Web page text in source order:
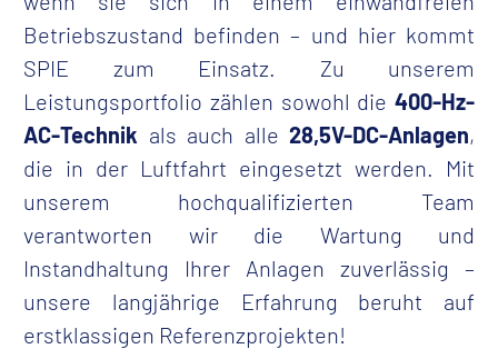
Betriebszustand befinden – und hier kommt
SPIE zum Einsatz. Zu unserem
Leistungsportfolio zählen sowohl die 400-Hz-
AC-Technik als auch alle 28,5V-DC-Anlagen,
die in der Luftfahrt eingesetzt werden. Mit
unserem hochqualifizierten Team
verantworten wir die Wartung und
Instandhaltung Ihrer Anlagen zuverlässig –
unsere langjährige Erfahrung beruht auf
erstklassigen Referenzprojekten!